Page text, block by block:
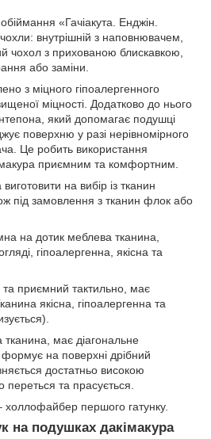
«Гачіакута. Енджін.
внутрішній з наповнювачем,
чохол з прихованою блискавкою,
або заміни.
з міцного гіпоалергенного
міцності. Додатково до нього
який допомагає подушці
поверхню у разі нерівномірного
Це робить використання
приємним та комфортним.
на вибір із тканин
під замовлення з тканин флок або
на дотик меблева тканина,
гіпоалергенна, якісна та
та приємний тактильно, має
якісна, гіпоалергенна та
тканина, має діагональне
на поверхні дрібний
достатньо високою
переться та прасується.
холлофайбер першого гатунку.
на подушках дакімакура